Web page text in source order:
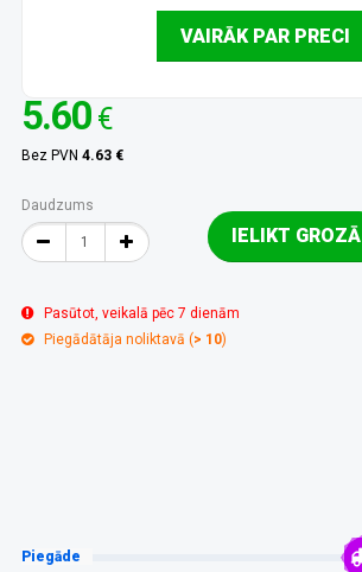
VAIRĀK PAR PRECI
5.60 €
Bez PVN 4.63 €
Daudzums
IELIKT GROZĀ
Pasūtot, veikalā pēc 7 dienām
Piegādātāja noliktavā (> 10)
Piegāde